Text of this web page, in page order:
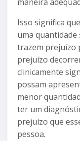
Isso significa
uma quantidade
trazem prejuízo
prejuízo
clinicamente
possam
menor
ter um
prejuízo que
pessoa.